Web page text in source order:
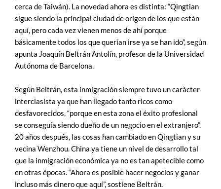
cerca de Taiwán). La novedad ahora es distinta: “Qingtian
sigue siendo la principal ciudad de origen de los que están
aquí, pero cada vez vienen menos de ahí porque
básicamente todos los que querían irse ya se han ido”, según
apunta Joaquín Beltrán Antolín, profesor de la Universidad
Autónoma de Barcelona.
Según Beltrán, esta inmigración siempre tuvo un carácter
interclasista ya que han llegado tanto ricos como
desfavorecidos, “porque en esta zona el éxito profesional
se conseguía siendo dueño de un negocio en el extranjero”.
20 años después, las cosas han cambiado en Qingtian y su
vecina Wenzhou. China ya tiene un nivel de desarrollo tal
que la inmigración económica ya no es tan apetecible como
en otras épocas. “Ahora es posible hacer negocios y ganar
incluso más dinero que aquí”, sostiene Beltrán.